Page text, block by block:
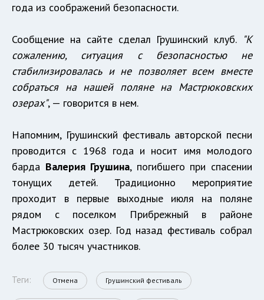
года из соображений безопасности.
Сообщение на сайте сделал Грушинский клуб. "К
сожалению, ситуация с безопасностью не
стабилизировалась и не позволяет всем вместе
собраться на нашей поляне на Мастрюковских
озерах", — говорится в нем.
Напомним, Грушинский фестиваль авторской песни
проводится с 1968 года и носит имя молодого
барда Валерия Грушина, погибшего при спасении
тонущих детей. Традиционно мероприятие
проходит в первые выходные июля на поляне
рядом с поселком Прибрежный в районе
Мастрюковских озер. Год назад фестиваль собрал
более 30 тысяч участников.
Теги: Отмена Грушинский фестиваль